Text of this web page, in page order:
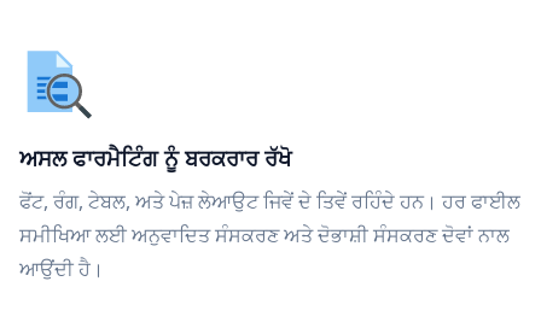
ਅਸਲ ਫਾਰਮੈਟਿੰਗ ਨੂੰ ਬਰਕਰਾਰ ਰੱਖੋ
ਫੋਂਟ, ਰੰਗ, ਟੇਬਲ, ਅਤੇ ਪੇਜ਼ ਲੇਆਉਟ ਜਿਵੇਂ ਦੇ ਤਿਵੇਂ ਰਹਿੰਦੇ ਹਨ। ਹਰ ਫਾਈਲ
ਸਮੀਖਿਆ ਲਈ ਅਨੁਵਾਦਿਤ ਸੰਸਕਰਣ ਅਤੇ ਦੋਭਾਸ਼ੀ ਸੰਸਕਰਣ ਦੋਵਾਂ ਨਾਲ
ਆਉਂਦੀ ਹੈ।